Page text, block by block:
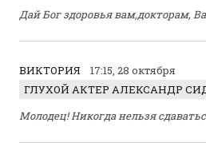
Дай Бог здоровья вам,докторам,
ВИКТОРИЯ
17:15, 28 октября
Молодец! Никогда нельзя